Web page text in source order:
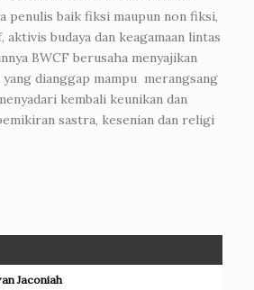
penulis baik fiksi maupun non fiksi,
budaya dan keagamaan lintas
BWCF berusaha menyajikan
dianggap mampu merangsang
kembali keunikan dan
sastra, kesenian dan religi
Jaconiah